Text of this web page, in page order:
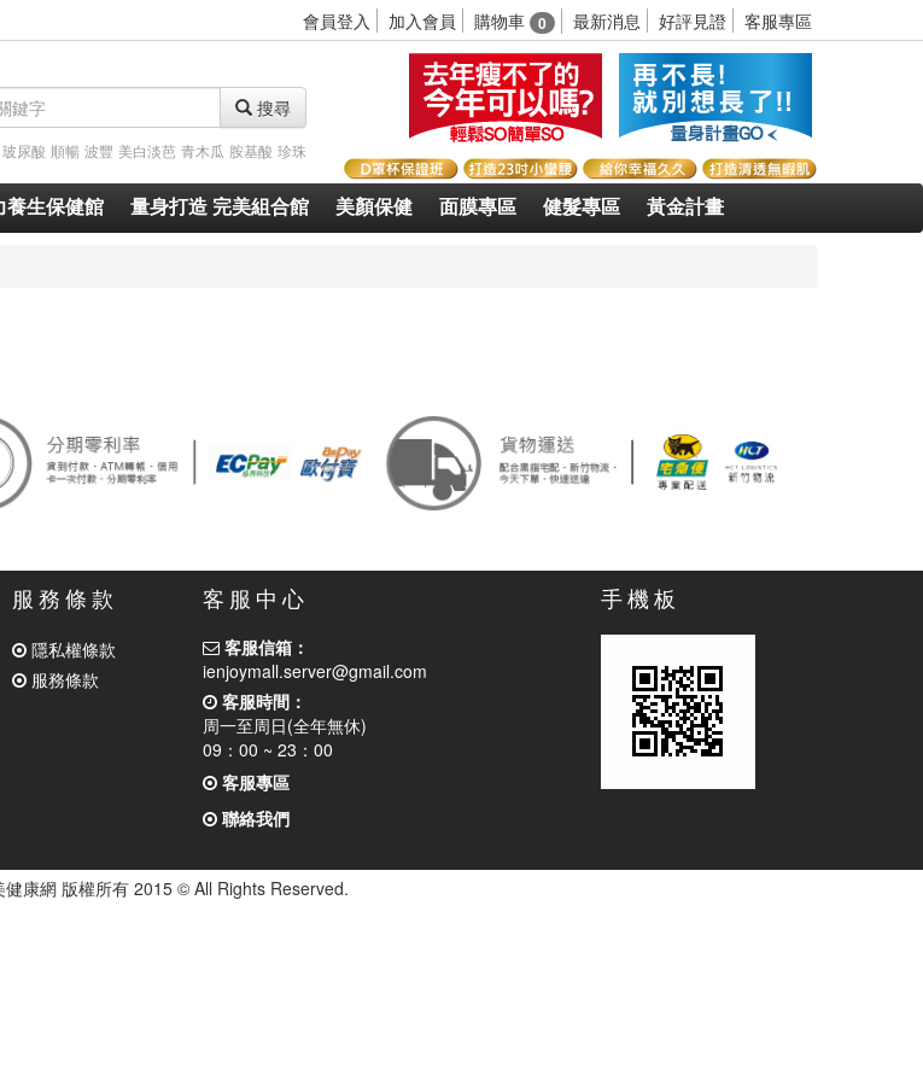
會員登入 加入會員 購物車 0 最新消息 好評見證 客服專區
搜尋
玻尿酸 順暢 波豐 美白淡芭 青木瓜 胺基酸 珍珠
養生保健館 量身打造 完美組合館 美顏保健 面膜專區 健髮專區 黃金計畫
服務條款
隱私權條款
服務條款
客服中心
客服信箱：
ienjoymall.server@gmail.com
客服時間：
周一至周日(全年無休)
09：00 ~ 23：00
客服專區
聯絡我們
手機板
健康網 版權所有 2015 © All Rights Reserved.